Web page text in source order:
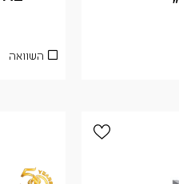
השוואה